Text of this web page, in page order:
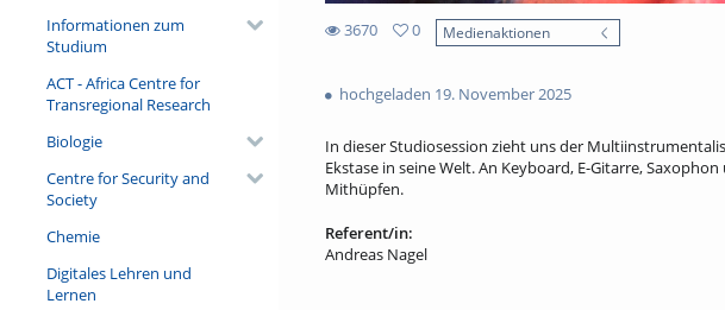
Informationen zum
Studium
ACT - Africa Centre for
Transregional Research
Biologie
Centre for Security and
Society
Chemie
Digitales Lehren und
Lernen
3670
views
0
Medienaktionen
hochgeladen 19. November 2025
In dieser Studiosession zieht uns der
Ekstase in seine Welt. An Keyboard, E-Gitarre,
Mithüpfen.
Referent/in:
Andreas Nagel